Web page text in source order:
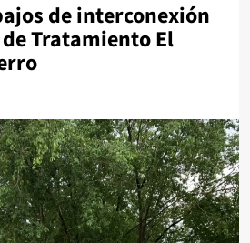
de interconexión
Tratamiento El